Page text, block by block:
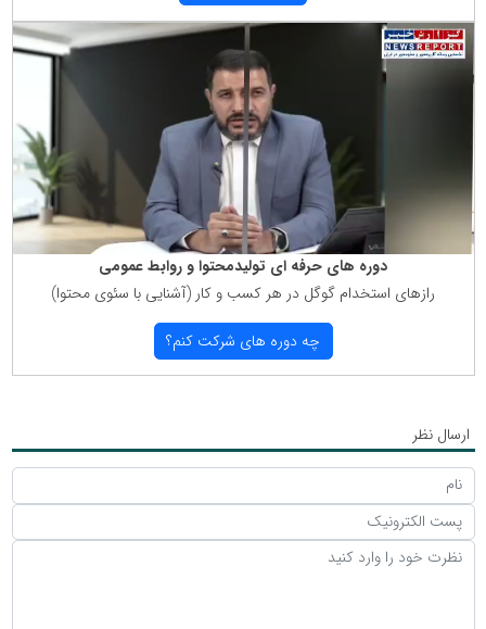
دوره های حرفه ای تولیدمحتوا و روابط عمومی
رازهای استخدام گوگل در هر كسب و كار (آشنایی با سئوی محتوا)
چه دوره های شركت كنم؟
ارسال نظر